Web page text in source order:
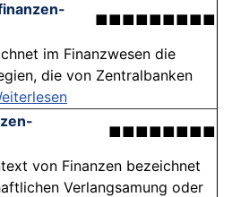
■■■■■■■■■
im Finanzwesen die
die von Zentralbanken
■■■■■■■■
von Finanzen bezeichnet
Verlangsamung oder